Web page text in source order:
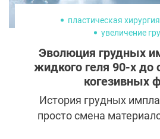
пластическая хирургия
увеличение
Эволюция грудных
жидкого геля 90-х до
когезивных
История грудных
просто смена